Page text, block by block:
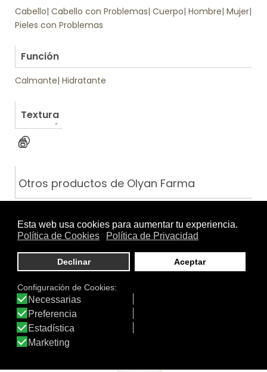
Cabello| Cabello con Problemas| Cuerpo| Hombre| Mujer|
Pieles con Problemas
Función
Calmante| Hidratante
Textura
Otros productos de Olyan Farma
POLICALM CREMA